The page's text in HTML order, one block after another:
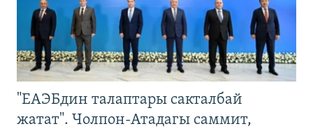
"ЕАЭБдин талаптары сакталбай
жатат". Чолпон-Атадагы саммит,